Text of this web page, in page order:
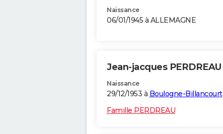
Naissance
06/01/1945 à ALLEMAGNE
Jean-jacques PERDREAU
Naissance
29/12/1953 à Boulogne-Billancourt
Famille PERDREAU